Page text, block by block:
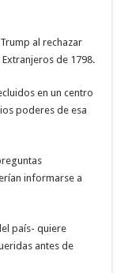
al rechazar
de 1798.
en un centro
poderes de esa
informarse a
país- quiere
antes de